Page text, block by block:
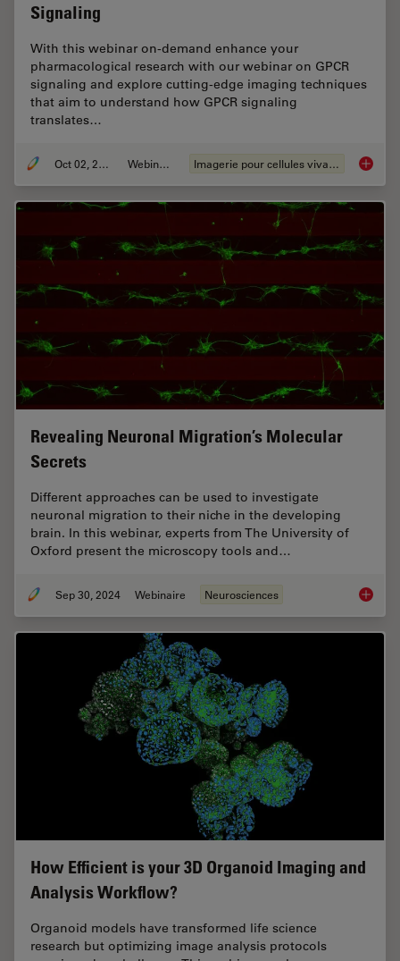
Signaling
With this webinar on-demand enhance your
pharmacological research with our webinar on GPCR
signaling and explore cutting-edge imaging techniques
that aim to understand how GPCR signaling
translates…
Oct 02, 2024 Webinaire Imagerie pour cellules vivantes
Revealing Neuronal Migration’s Molecular
Secrets
Different approaches can be used to investigate
neuronal migration to their niche in the developing
brain. In this webinar, experts from The University of
Oxford present the microscopy tools and…
Sep 30, 2024 Webinaire Neurosciences
How Efficient is your 3D Organoid Imaging and
Analysis Workflow?
Organoid models have transformed life science
research but optimizing image analysis protocols